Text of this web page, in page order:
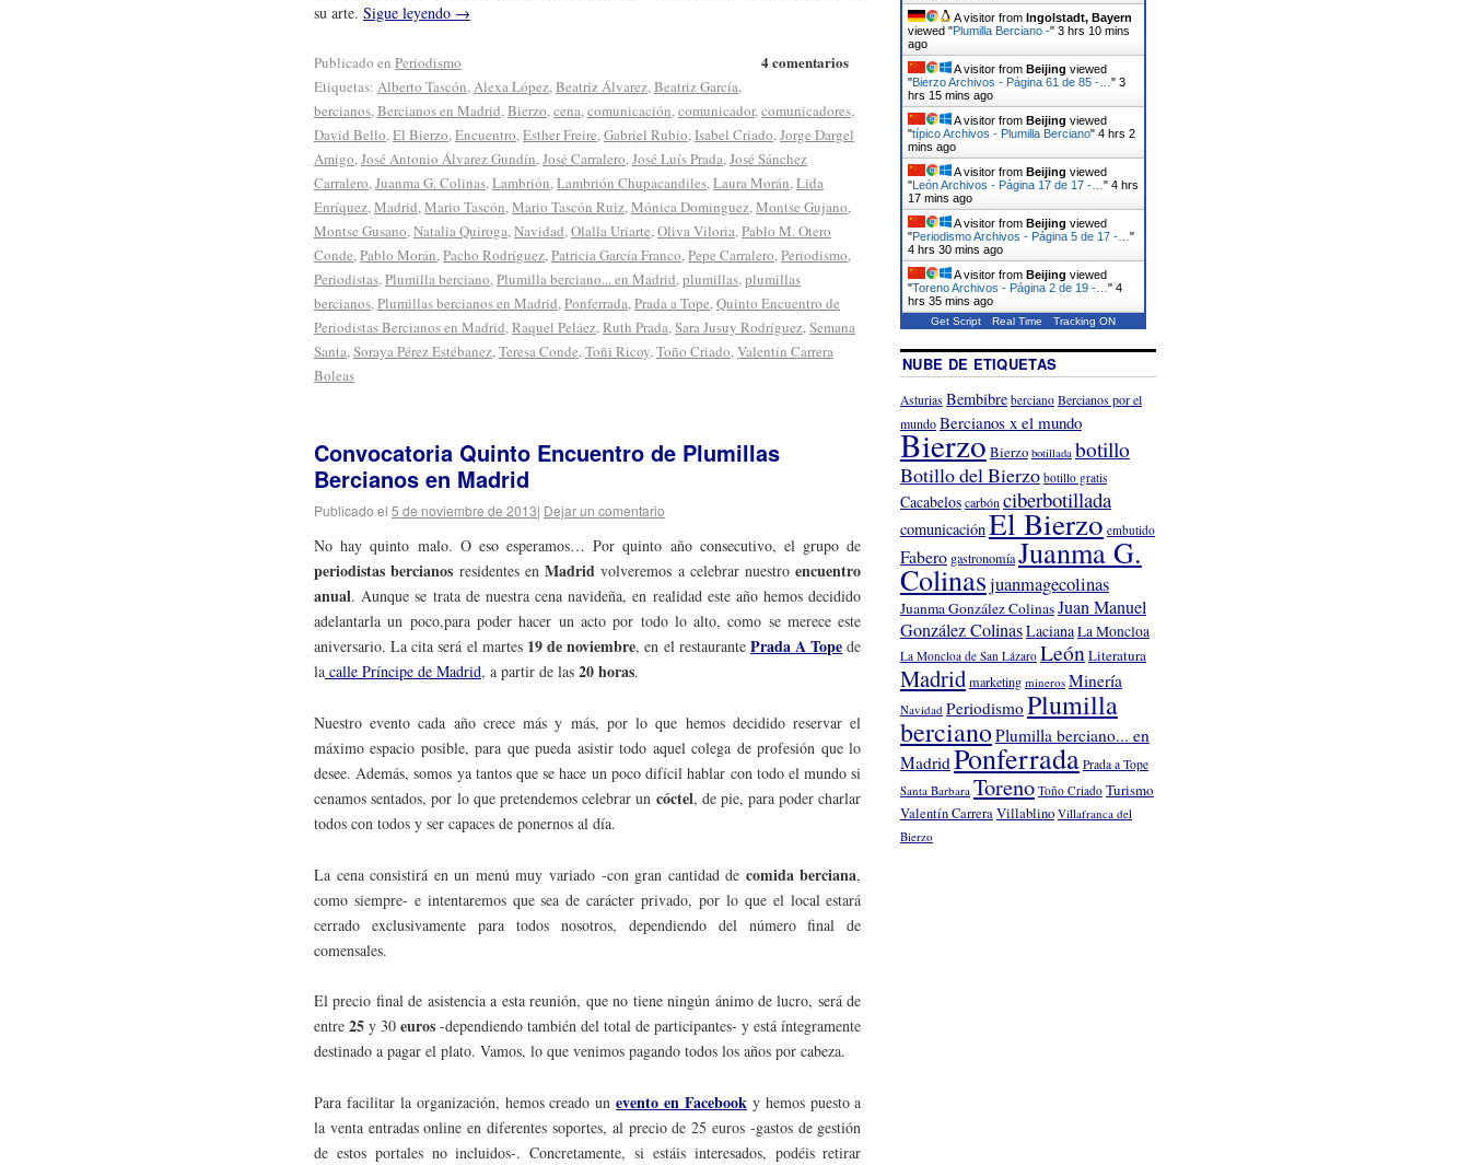
su arte. Sigue leyendo →
4 comentarios
Publicado en Periodismo
Etiquetas: Alberto Tascón,Alexa López,Beatriz Álvarez,Beatriz García,
bercianos,Bercianos en Madrid,Bierzo,cena,comunicación,comunicador,comunicadores,
David Bello,El Bierzo,Encuentro,Esther Freire,Gabriel Rubio,Isabel Criado,Jorge Dargel
Amigo,José Antonio Álvarez Gundín,José Carralero,José Luís Prada,José Sánchez
Carralero,Juanma G. Colinas,Lambrión,Lambrión Chupacandiles,Laura Morán,Lida
Enríquez,Madrid,Mario Tascón,Mario Tascón Ruiz,Mónica Dominguez,Montse Gujano,
Montse Gusano,Natalia Quiroga,Navidad,Olalla Uriarte,Oliva Viloria,Pablo M. Otero
Conde,Pablo Morán,Pacho Rodríguez,Patricia García Franco,Pepe Carralero,Periodismo,
Periodistas,Plumilla berciano,Plumilla berciano... en Madrid,plumillas,plumillas
bercianos,Plumillas bercianos en Madrid,Ponferrada,Prada a Tope,Quinto Encuentro de
Periodistas Bercianos en Madrid,Raquel Peláez,Ruth Prada,Sara Jusuy Rodríguez,Semana
Santa,Soraya Pérez Estébanez,Teresa Conde,Toñi Ricoy,Toño Criado,Valentín Carrera
Boleas
Convocatoria Quinto Encuentro de Plumillas
Bercianos en Madrid
Publicado el 5 de noviembre de 2013| Dejar un comentario
No hay quinto malo. O eso esperamos… Por quinto año consecutivo, el grupo de
periodistas bercianos residentes enMadrid volveremos a celebrar nuestroencuentro
anual. Aunque se trata de nuestra cena navideña, en realidad este año hemos decidido
adelantarla un poco,para poder hacer un acto por todo lo alto, como se merece este
aniversario. La cita será el martes 19 de noviembre, en el restaurante Prada A Tope de
la calle Príncipe de Madrid, a partir de las 20 horas.
Nuestro evento cada año crece más y más, por lo que hemos decidido reservar el
máximo espacio posible, para que pueda asistir todo aquel colega de profesión que lo
desee. Además, somos ya tantos que se hace un poco difícil hablar con todo el mundo si
cenamos sentados, por lo que pretendemos celebrar un cóctel, de pie, para poder charlar
todos con todos y ser capaces de ponernos al día.
La cena consistirá en un menú muy variado -con gran cantidad de comida berciana,
como siempre- e intentaremos que sea de carácter privado, por lo que el local estará
cerrado exclusivamente para todos nosotros, dependiendo del número final de
comensales.
El precio final de asistencia a esta reunión, que no tiene ningún ánimo de lucro, será de
entre 25 y 30euros -dependiendo también del total de participantes- y está íntegramente
destinado a pagar el plato. Vamos, lo que venimos pagando todos los años por cabeza.
Para facilitar la organización, hemos creado unevento en Facebooky hemos puesto a
la venta entradas online en diferentes soportes, al precio de 25 euros -gastos de gestión
de estos portales no incluidos-. Concretamente, si estáis interesados, podéis retirar
A visitor from Ingolstadt, Bayern
viewed "Plumilla Berciano -" 3 hrs 10 mins
ago
A visitor from Beijing viewed
"Bierzo Archivos - Página 61 de 85 -… " 3
hrs 15 mins ago
A visitor from Beijing viewed
"típico Archivos - Plumilla Berciano" 4 hrs 2
mins ago
A visitor from Beijing viewed
"León Archivos - Página 17 de 17 -… " 4 hrs
17 mins ago
A visitor from Beijing viewed
"Periodismo Archivos - Página 5 de 17 -… "
4 hrs 30 mins ago
A visitor from Beijing viewed
"Toreno Archivos - Página 2 de 19 -… " 4
hrs 35 mins ago
Get Script Real Time Tracking ON
NUBE DE ETIQUETAS
Asturias Bembibre berciano Bercianos por el
mundoBercianos x el mundo
BierzoBierzo botillada botillo
Botillo del Bierzo botillo gratis
Cacabeloscarbón ciberbotillada
comunicaciónEl Bierzo embutido
Fabero gastronomíaJuanma G.
Colinasjuanmagecolinas
Juanma González ColinasJuan Manuel
González ColinasLacianaLa Moncloa
La Moncloa de San Lázaro LeónLiteratura
Madridmarketing mineros Minería
Navidad PeriodismoPlumilla
bercianoPlumilla berciano... en
MadridPonferrada Prada a Tope
Santa Barbara Toreno Toño Criado Turismo
Valentín CarreraVillablino Villafranca del
Bierzo